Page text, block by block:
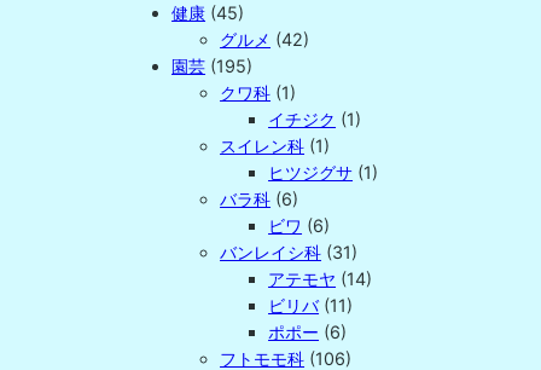
健康 (45)
グルメ (42)
園芸 (195)
クワ科 (1)
イチジク (1)
スイレン科 (1)
ヒツジグサ (1)
バラ科 (6)
ビワ (6)
バンレイシ科 (31)
アテモヤ (14)
ビリバ(11)
ポポー (6)
フトモモ科 (106)